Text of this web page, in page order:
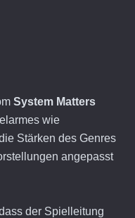
System Matters
wie
Stärken des Genres
angepasst
der Spielleitung